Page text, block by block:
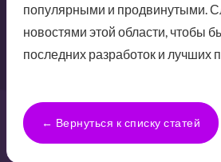
популярными и продвинутыми.
новостями этой области, чтобы
последних разработок и лучших
← Вернуться к списку статей